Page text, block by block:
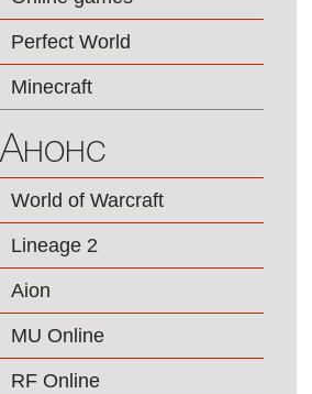
Perfect World
Minecraft
Анонс
World of Warcraft
Lineage 2
Aion
MU Online
RF Online